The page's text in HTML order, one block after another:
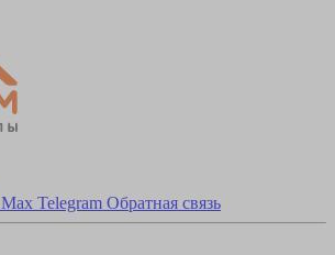
Max Telegram Обратная связь